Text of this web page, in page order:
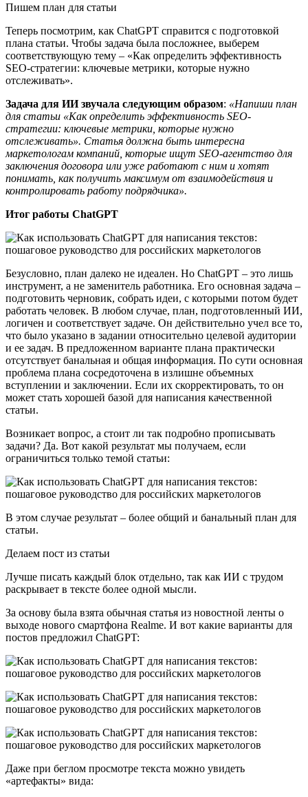
Пишем план для статьи
Теперь посмотрим, как ChatGPT справится с подготовкой
плана статьи. Чтобы задача была посложнее, выберем
соответствующую тему – «Как определить эффективность
SEO-стратегии: ключевые метрики, которые нужно
отслеживать».
Задача для ИИ звучала следующим образом: «Напиши план
для статьи «Как определить эффективность SEO-
стратегии: ключевые метрики, которые нужно
отслеживать». Статья должна быть интересна
маркетологам компаний, которые ищут SEO-агентство для
заключения договора или уже работают с ним и хотят
понимать, как получить максимум от взаимодействия и
контролировать работу подрядчика».
Итог работы ChatGPT
Безусловно, план далеко не идеален. Но ChatGPT – это лишь
инструмент, а не заменитель работника. Его основная задача –
подготовить черновик, собрать идеи, с которыми потом будет
работать человек. В любом случае, план, подготовленный ИИ,
логичен и соответствует задаче. Он действительно учел все то,
что было указано в задании относительно целевой аудитории
и ее задач. В предложенном варианте плана практически
отсутствует банальная и общая информация. По сути основная
проблема плана сосредоточена в излишне объемных
вступлении и заключении. Если их скорректировать, то он
может стать хорошей базой для написания качественной
статьи.
Возникает вопрос, а стоит ли так подробно прописывать
задачи? Да. Вот какой результат мы получаем, если
ограничиться только темой статьи:
В этом случае результат – более общий и банальный план для
статьи.
Делаем пост из статьи
Лучше писать каждый блок отдельно, так как ИИ с трудом
раскрывает в тексте более одной мысли.
За основу была взята обычная статья из новостной ленты о
выходе нового смартфона Realme. И вот какие варианты для
постов предложил ChatGPT:
Даже при беглом просмотре текста можно увидеть
«артефакты» вида: